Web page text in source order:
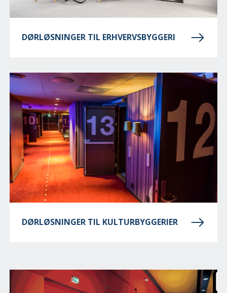
DØRLØSNINGER TIL ERHVERVSBYGGERI
DØRLØSNINGER TIL KULTURBYGGERIER